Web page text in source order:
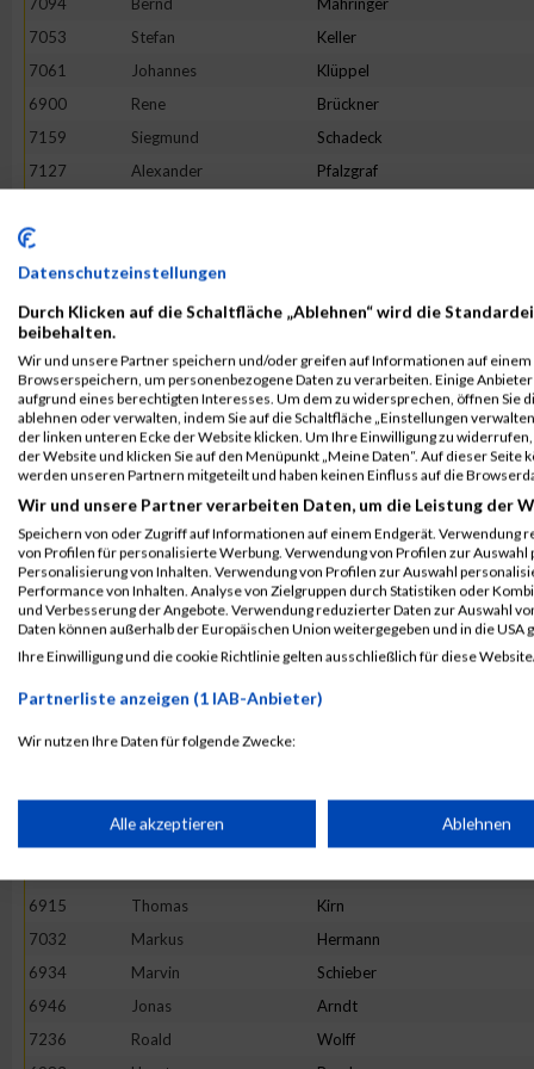
7053
Stefan Keller
7061
Johannes Klüppel
6900
Rene Brückner
7159
Siegmund Schadeck
7127
Alexander Pfalzgraf
6901
7031
Sebastian
7077
Nikolai Kurenkow
7138
6964
Thomas Bierweiler
7169
Ulrich Schmidt
6978
Patrick Büch
7003
Elias Essig
7165
Christoph Schilling
7214
Stefan Von Dosky
6968
Andreas Bondar
6981
Rüdiger Burkard
6921
Andreas Meir
7220
Martin Wallburg
6943
Tom
6989
Paul Conroy
Marius
6915
Thomas Kirn
7032
Markus Hermann
6934
Marvin Schieber
6946
Jonas Arndt
7236
Roald Wolff
Datenschutzeinstellungen
Durch Klicken auf die Schaltfläche „Ablehnen“ wird die
beibehalten.
Wir und unsere Partner speichern und/oder greifen auf Informationen auf einem
Browserspeichern, um personenbezogene Daten zu verarbeiten. Einige
aufgrund eines berechtigten Interesses. Um dem zu widersprechen, öffnen Sie
ablehnen oder verwalten, indem Sie auf die Schaltfläche „Einstellungen
der linken unteren Ecke der Website klicken. Um Ihre Einwilligung zu
der Website und klicken Sie auf den Menüpunkt „Meine Daten“. Auf dieser
werden unseren Partnern mitgeteilt und haben keinen Einfluss auf die
Wir und unsere Partner verarbeiten Daten, um die Leistung der
Speichern von oder Zugriff auf Informationen auf einem Endgerät. Verwendung
von Profilen für personalisierte Werbung. Verwendung von Profilen zur
Personalisierung von Inhalten. Verwendung von Profilen zur Auswahl
Performance von Inhalten. Analyse von Zielgruppen durch Statistiken oder
und Verbesserung der Angebote. Verwendung reduzierter Daten zur Auswahl
Daten können außerhalb der Europäischen Union weitergegeben und in die USA
Ihre Einwilligung und die cookie Richtlinie gelten ausschließlich für diese
Partnerliste anzeigen (1 IAB-Anbieter)
Wir nutzen Ihre Daten für folgende Zwecke:
Speichern von oder Zugriff auf Informationen auf einem
Erstellung von Profilen für personalisierte Werbung
Verwendung von Profilen zur Auswahl personalisierter Werbung
Alle akzeptieren Ablehnen